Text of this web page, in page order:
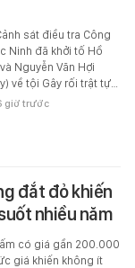
sát điều tra Công
Ninh đã khởi tố Hồ
Nguyễn Văn Hợi
về tội Gây rối trật tự…
giờ trước
đắt đỏ khiến
nhiều năm
có giá gần 200.000
giá khiến không ít